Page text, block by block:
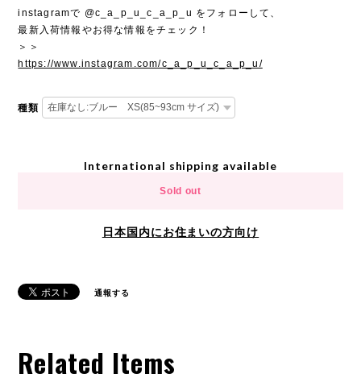
instagramで @c_a_p_u_c_a_p_u をフォローして、
最新入荷情報やお得な情報をチェック！
＞＞
https://www.instagram.com/c_a_p_u_c_a_p_u/
種類
International shipping available
Sold out
日本国内にお住まいの方向け
通報する
Related Items